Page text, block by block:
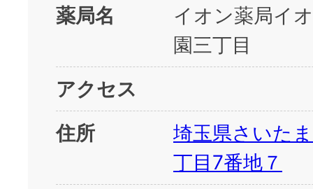
薬局名
イオン薬局イ
園三丁目
アクセス
住所
埼玉県さいた
丁目7番地７